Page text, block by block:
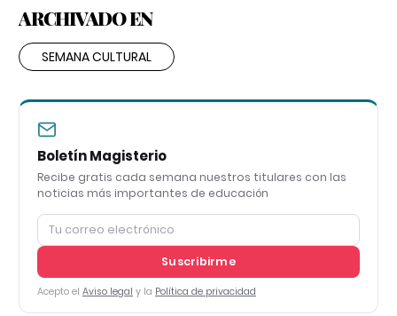
ARCHIVADO EN
SEMANA CULTURAL
Boletín Magisterio
Recibe gratis cada semana nuestros titulares con las
noticias más importantes de educación
Suscribirme
Acepto el Aviso legal y la Política de privacidad